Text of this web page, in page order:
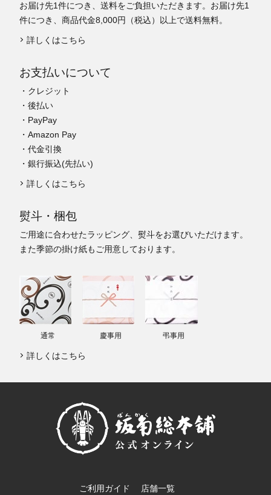
お届け先1件につき、送料をご負担いただきます。お届け先1
件につき、商品代金8,000円（税込）以上で送料無料。
詳しくはこちら
お支払いについて
・クレジット
・後払い
・PayPay
・Amazon Pay
・代金引換
・銀行振込(先払い)
詳しくはこちら
熨斗・梱包
ご用途に合わせたラッピング、熨斗をお選びいただけます。
また季節の掛け紙もご用意しております。
通常 慶事用 弔事用
詳しくはこちら
ご利用ガイド 店舗一覧